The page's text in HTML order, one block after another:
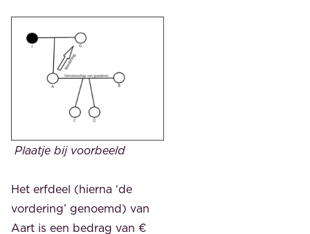
Plaatje bij voorbeeld
Het erfdeel (hierna ‘de
vordering’ genoemd) van
Aart is een bedrag van €